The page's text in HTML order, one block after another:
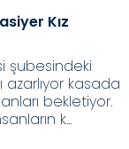
Kız
şubesindeki
azarlıyor kasada
bekletiyor.
k...